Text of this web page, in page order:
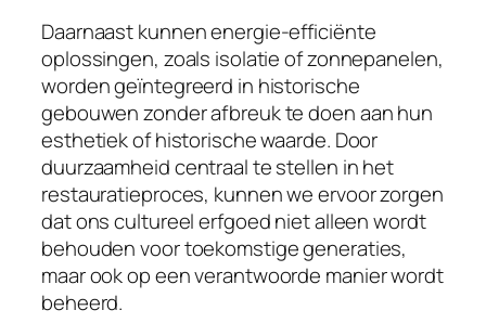
Daarnaast kunnen energie-efficiënte
oplossingen, zoals isolatie of zonnepanelen,
worden geïntegreerd in historische
gebouwen zonder afbreuk te doen aan hun
esthetiek of historische waarde. Door
duurzaamheid centraal te stellen in het
restauratieproces, kunnen we ervoor zorgen
dat ons cultureel erfgoed niet alleen wordt
behouden voor toekomstige generaties,
maar ook op een verantwoorde manier wordt
beheerd.